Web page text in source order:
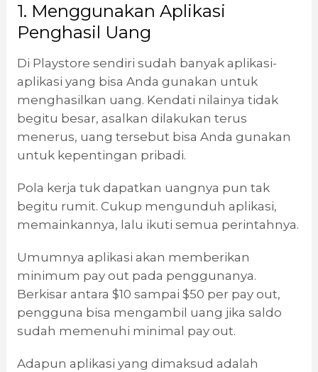
1. Menggunakan Aplikasi
Penghasil Uang
Di Playstore sendiri sudah banyak aplikasi-
aplikasi yang bisa Anda gunakan untuk
menghasilkan uang. Kendati nilainya tidak
begitu besar, asalkan dilakukan terus
menerus, uang tersebut bisa Anda gunakan
untuk kepentingan pribadi.
Pola kerja tuk dapatkan uangnya pun tak
begitu rumit. Cukup mengunduh aplikasi,
memainkannya, lalu ikuti semua perintahnya.
Umumnya aplikasi akan memberikan
minimum pay out pada penggunanya.
Berkisar antara $10 sampai $50 per pay out,
pengguna bisa mengambil uang jika saldo
sudah memenuhi minimal pay out.
Adapun aplikasi yang dimaksud adalah